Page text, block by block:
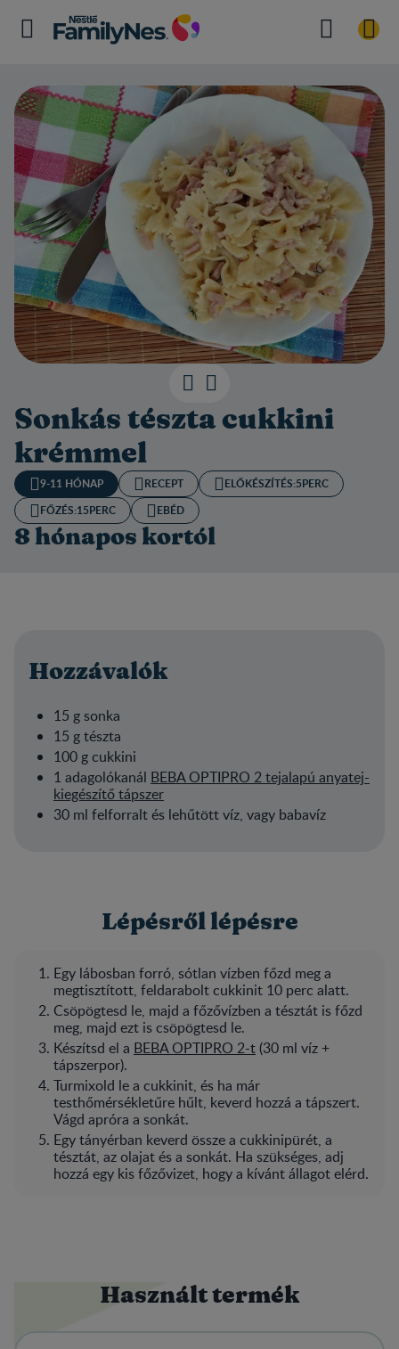
Sonkás tészta cukkini
krémmel
9-11 HÓNAP RECEPT ELŐKÉSZÍTÉS:​5PERC
FŐZÉS:15PERC EBÉD
8 hónapos kortól
Hozzávalók
15 g sonka
15 g tészta
100 g cukkini
1 adagolókanál BEBA OPTIPRO 2 tejalapú anyatej-
kiegészítő tápszer
30 ml felforralt és lehűtött víz, vagy babavíz
Lépésről lépésre
Egy lábosban forró, sótlan vízben főzd meg a
megtisztított, feldarabolt cukkinit 10 perc alatt.
Csöpögtesd le, majd a főzővízben a tésztát is főzd
meg, majd ezt is csöpögtesd le.
Készítsd el a BEBA OPTIPRO 2-t(30 ml víz +
tápszerpor).
Turmixold le a cukkinit, és ha már
testhőmérsékletűre hűlt, keverd hozzá a tápszert.
Vágd apróra a sonkát.
Egy tányérban keverd össze a cukkinipürét, a
tésztát, az olajat és a sonkát. Ha szükséges, adj
hozzá egy kis főzővizet, hogy a kívánt állagot elérd.
Használt termék